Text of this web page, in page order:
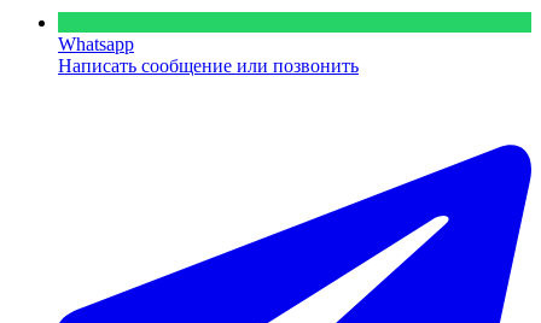
Whatsapp
Написать сообщение или позвонить